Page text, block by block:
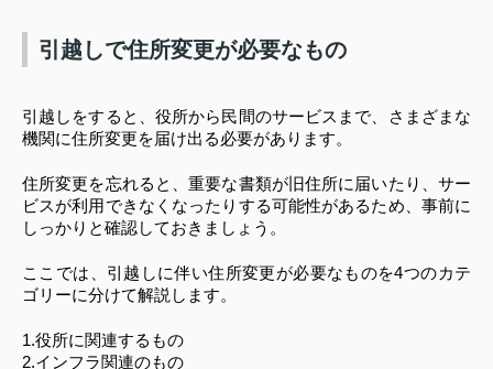
引越しで住所変更が必要なもの
引越しをすると、役所から民間のサービスまで、さまざまな
機関に住所変更を届け出る必要があります。
住所変更を忘れると、重要な書類が旧住所に届いたり、サー
ビスが利用できなくなったりする可能性があるため、事前に
しっかりと確認しておきましょう。
ここでは、引越しに伴い住所変更が必要なものを4つのカテ
ゴリーに分けて解説します。
1.役所に関連するもの
2.インフラ関連のもの